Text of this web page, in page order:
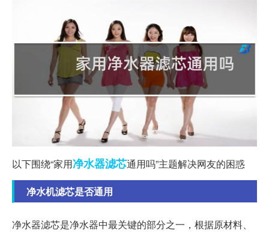
以下围绕“家用净水器滤芯通用吗”主题解决网友的困惑
净水机滤芯是否通用
净水器滤芯是净水器中最关键的部分之一，根据原材料、